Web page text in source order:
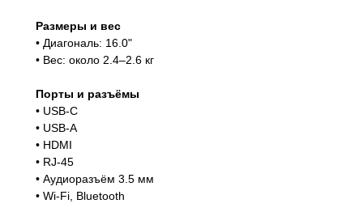
Размеры и вес
• Диагональ: 16.0"
• Вес: около 2.4–2.6 кг
Порты и разъёмы
• USB-C
• USB-A
• HDMI
• RJ-45
• Аудиоразъём 3.5 мм
• Wi-Fi, Bluetooth